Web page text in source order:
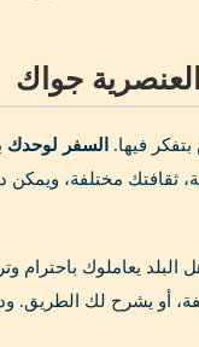
فيها. السفر لوحدك
ثقافتك مختلفة، ويمكن
البلد يعاملوك باحترام
أو يشرح لك الطريق.